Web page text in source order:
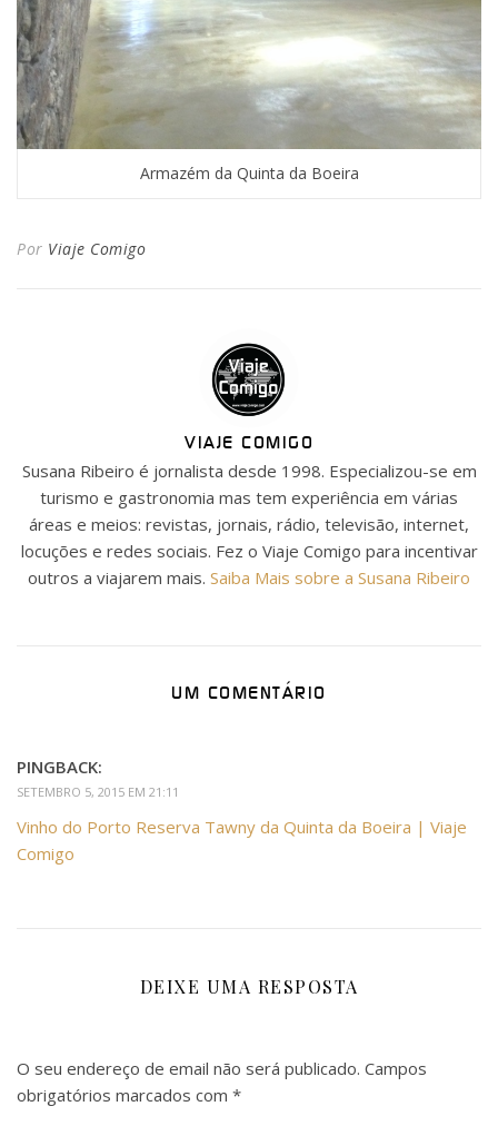
Armazém da Quinta da Boeira
Por Viaje Comigo
VIAJE COMIGO
Susana Ribeiro é jornalista desde 1998. Especializou-se em
turismo e gastronomia mas tem experiência em várias
áreas e meios: revistas, jornais, rádio, televisão, internet,
locuções e redes sociais. Fez o Viaje Comigo para incentivar
outros a viajarem mais. Saiba Mais sobre a Susana Ribeiro
UM COMENTÁRIO
PINGBACK:
SETEMBRO 5, 2015 EM 21:11
Vinho do Porto Reserva Tawny da Quinta da Boeira | Viaje
Comigo
DEIXE UMA RESPOSTA
O seu endereço de email não será publicado. Campos
obrigatórios marcados com *